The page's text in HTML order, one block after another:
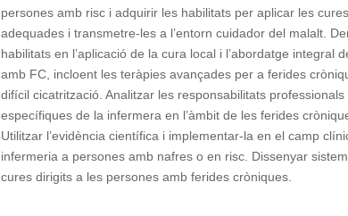
persones amb risc i adquirir les habilitats per aplicar les cures
adequades i transmetre-les a l’entorn cuidador del malalt.
habilitats en l’aplicació de la cura local i l’abordatge integral
amb FC, incloent les teràpies avançades per a ferides
difícil cicatrització. Analitzar les responsabilitats professionals
específiques de la infermera en l’àmbit de les ferides
Utilitzar l’evidència científica i implementar-la en el camp
infermeria a persones amb nafres o en risc. Dissenyar
cures dirigits a les persones amb ferides cròniques.